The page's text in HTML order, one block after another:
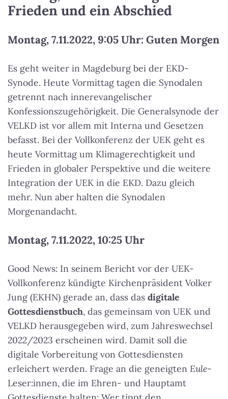
Frieden und ein Abschied
Montag, 7.11.2022, 9:05 Uhr: Guten Morgen
Es geht weiter in Magdeburg bei der EKD-
Synode. Heute Vormittag tagen die Synodalen
getrennt nach innerevangelischer
Konfessionszugehörigkeit. Die Generalsynode der
VELKD ist vor allem mit Interna und Gesetzen
befasst. Bei der Vollkonferenz der UEK geht es
heute Vormittag um Klimagerechtigkeit und
Frieden in globaler Perspektive und die weitere
Integration der UEK in die EKD. Dazu gleich
mehr. Nun aber halten die Synodalen
Morgenandacht.
Montag, 7.11.2022, 10:25 Uhr
Good News: In seinem Bericht vor der UEK-
Vollkonferenz kündigte Kirchenpräsident Volker
Jung (EKHN) gerade an, dass das digitale
Gottesdienstbuch, das gemeinsam von UEK und
VELKD herausgegeben wird, zum Jahreswechsel
2022/2023 erscheinen wird. Damit soll die
digitale Vorbereitung von Gottesdiensten
erleichert werden. Frage an die geneigten Eule-
Leser:innen, die im Ehren- und Hauptamt